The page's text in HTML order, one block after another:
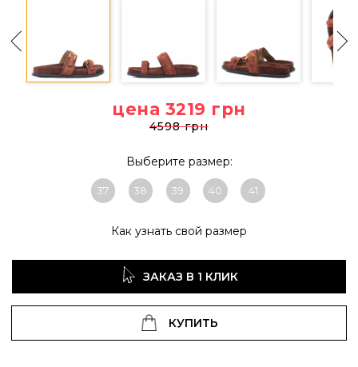
цена 3219 грн
4598 грн
Выберите размер:
37 38 39 40 41
Как узнать свой размер
ЗАКАЗ В 1 КЛИК
КУПИТЬ